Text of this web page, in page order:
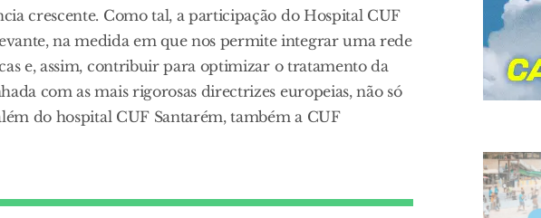
crescente. Como tal, a participação do Hospital CUF
na medida em que nos permite integrar uma rede
e, assim, contribuir para optimizar o tratamento da
com as mais rigorosas directrizes europeias, não só
do hospital CUF Santarém, também a CUF